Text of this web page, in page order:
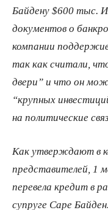
Байдену $600 тыс.
документов о
компании
так как считали,
двери” и что он
“крупных
на политические
Как утверждают в
представителей, 1
перевела кредит в
супруге Саре